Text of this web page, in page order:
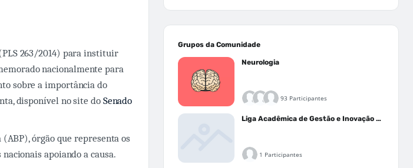
263/2014) para instituir
nacionalmente para
sobre a importância do
disponível no site do Senado
órgão que representa os
apoiando a causa.
Grupos da Comunidade
Neurologia
93 Participantes
Liga Acadêmica de Gestão e Inovação Médica - LAGIM
1 Participantes